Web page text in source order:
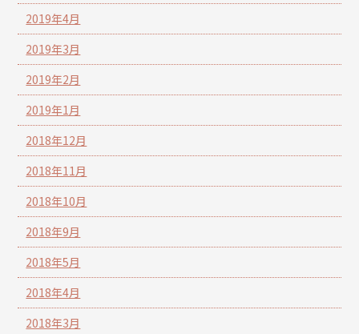
2019年4月
2019年3月
2019年2月
2019年1月
2018年12月
2018年11月
2018年10月
2018年9月
2018年5月
2018年4月
2018年3月